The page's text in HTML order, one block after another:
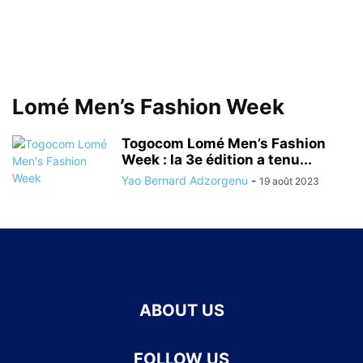
Lomé Men’s Fashion Week
Togocom Lomé Men’s Fashion
Week : la 3e édition a tenu...
Yao Bernard Adzorgenu - 19 août 2023
ABOUT US
FOLLOW US